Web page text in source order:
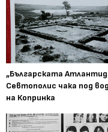
„Българската
Севтополис чака под
на Копринка